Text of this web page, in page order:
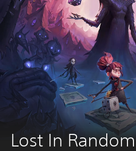
Lost In Random